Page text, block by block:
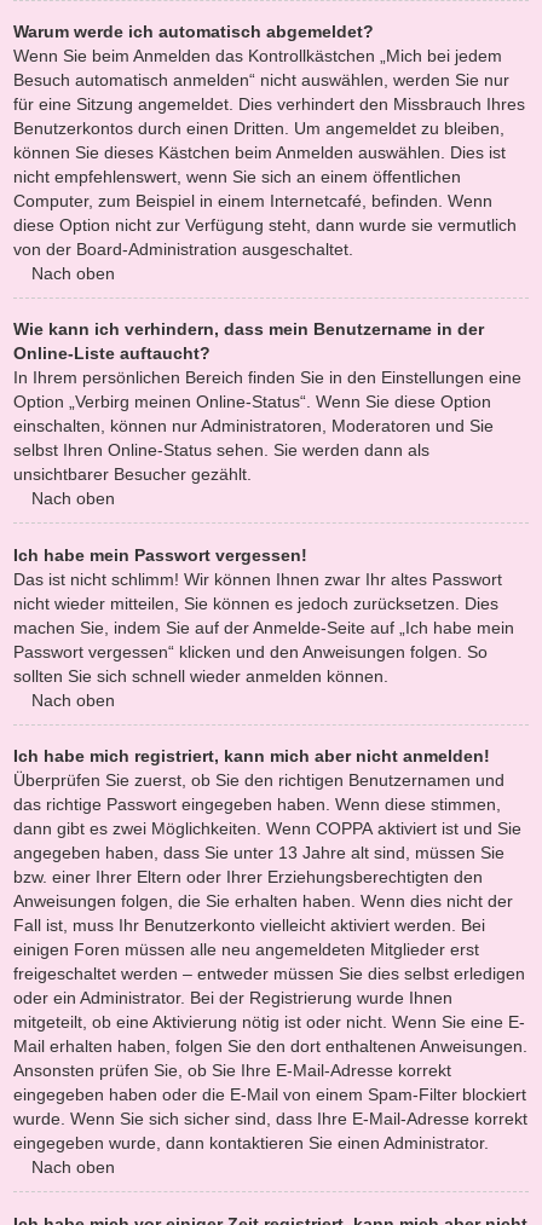
Warum werde ich automatisch abgemeldet?
Wenn Sie beim Anmelden das Kontrollkästchen „Mich bei jedem
Besuch automatisch anmelden“ nicht auswählen, werden Sie nur
für eine Sitzung angemeldet. Dies verhindert den Missbrauch Ihres
Benutzerkontos durch einen Dritten. Um angemeldet zu bleiben,
können Sie dieses Kästchen beim Anmelden auswählen. Dies ist
nicht empfehlenswert, wenn Sie sich an einem öffentlichen
Computer, zum Beispiel in einem Internetcafé, befinden. Wenn
diese Option nicht zur Verfügung steht, dann wurde sie vermutlich
von der Board-Administration ausgeschaltet.
Nach oben
Wie kann ich verhindern, dass mein Benutzername in der
Online-Liste auftaucht?
In Ihrem persönlichen Bereich finden Sie in den Einstellungen eine
Option „Verbirg meinen Online-Status“. Wenn Sie diese Option
einschalten, können nur Administratoren, Moderatoren und Sie
selbst Ihren Online-Status sehen. Sie werden dann als
unsichtbarer Besucher gezählt.
Nach oben
Ich habe mein Passwort vergessen!
Das ist nicht schlimm! Wir können Ihnen zwar Ihr altes Passwort
nicht wieder mitteilen, Sie können es jedoch zurücksetzen. Dies
machen Sie, indem Sie auf der Anmelde-Seite auf „Ich habe mein
Passwort vergessen“ klicken und den Anweisungen folgen. So
sollten Sie sich schnell wieder anmelden können.
Nach oben
Ich habe mich registriert, kann mich aber nicht anmelden!
Überprüfen Sie zuerst, ob Sie den richtigen Benutzernamen und
das richtige Passwort eingegeben haben. Wenn diese stimmen,
dann gibt es zwei Möglichkeiten. Wenn COPPAaktiviert ist und Sie
angegeben haben, dass Sie unter 13 Jahre alt sind, müssen Sie
bzw. einer Ihrer Eltern oder Ihrer Erziehungsberechtigten den
Anweisungen folgen, die Sie erhalten haben. Wenn dies nicht der
Fall ist, muss Ihr Benutzerkonto vielleicht aktiviert werden. Bei
einigen Foren müssen alle neu angemeldeten Mitglieder erst
freigeschaltet werden – entweder müssen Sie dies selbst erledigen
oder ein Administrator. Bei der Registrierung wurde Ihnen
mitgeteilt, ob eine Aktivierung nötig ist oder nicht. Wenn Sie eine E-
Mail erhalten haben, folgen Sie den dort enthaltenen Anweisungen.
Ansonsten prüfen Sie, ob Sie Ihre E-Mail-Adresse korrekt
eingegeben haben oder die E-Mail von einem Spam-Filter blockiert
wurde. Wenn Sie sich sicher sind, dass Ihre E-Mail-Adresse korrekt
eingegeben wurde, dann kontaktieren Sie einen Administrator.
Nach oben